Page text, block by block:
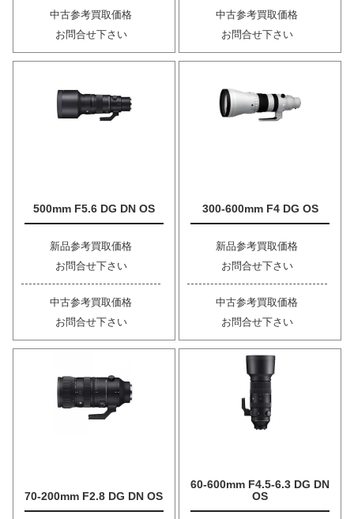
中古参考買取価格
お問合せ下さい
中古参考買取価格
お問合せ下さい
500mm F5.6 DG DN OS
新品参考買取価格
お問合せ下さい
中古参考買取価格
お問合せ下さい
300-600mm F4 DG OS
新品参考買取価格
お問合せ下さい
中古参考買取価格
お問合せ下さい
70-200mm F2.8 DG DN OS
60-600mm F4.5-6.3 DG DN
OS